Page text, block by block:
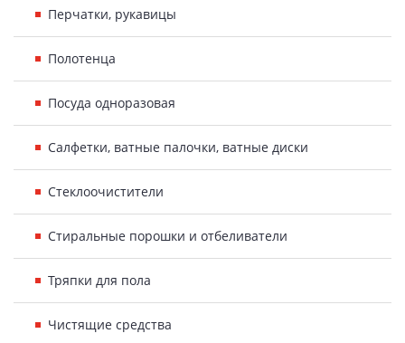
Перчатки, рукавицы
Полотенца
Посуда одноразовая
Салфетки, ватные палочки, ватные диски
Стеклоочистители
Стиральные порошки и отбеливатели
Тряпки для пола
Чистящие средства